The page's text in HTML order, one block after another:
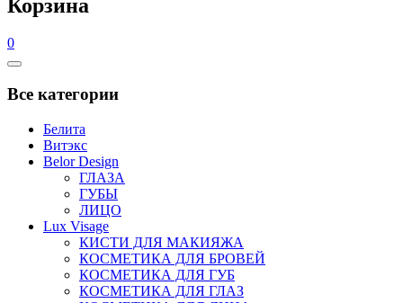
Корзина
0
Catalog
Все категории
Белита
Витэкс
Belor Design
ГЛАЗА
ГУБЫ
ЛИЦО
Lux Visage
КИСТИ ДЛЯ МАКИЯЖА
КОСМЕТИКА ДЛЯ БРОВЕЙ
КОСМЕТИКА ДЛЯ ГУБ
КОСМЕТИКА ДЛЯ ГЛАЗ